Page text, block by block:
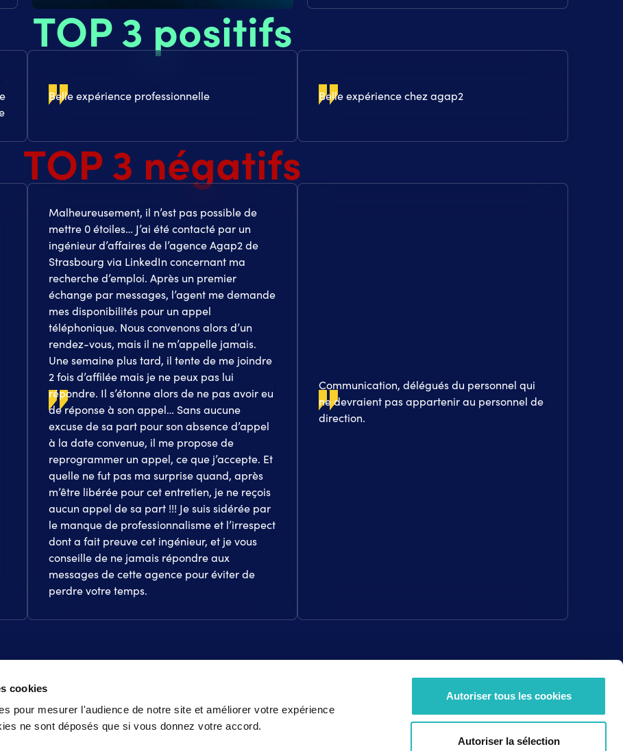
cookies
pour mesurer l'audience de notre site et améliorer votre expérience
ne sont déposés que si vous donnez votre accord.
Autoriser tous les cookies
Autoriser la sélection
TOP 3 positifs
Belle expérience professionnelle Belle expérience chez agap2
TOP 3 négatifs
Malheureusement, il n’est pas possible de
mettre 0 étoiles… J’ai été contacté par un
ingénieur d’affaires de l’agence Agap2 de
Strasbourg via LinkedIn concernant ma
recherche d’emploi. Après un premier
échange par messages, l’agent me demande
mes disponibilités pour un appel
téléphonique. Nous convenons alors d’un
rendez-vous, mais il ne m’appelle jamais.
Une semaine plus tard, il tente de me joindre
2 fois d’affilée mais je ne peux pas lui
répondre. Il s’étonne alors de ne pas avoir eu
de réponse à son appel… Sans aucune
excuse de sa part pour son absence d’appel
à la date convenue, il me propose de
reprogrammer un appel, ce que j’accepte. Et
quelle ne fut pas ma surprise quand, après
m’être libérée pour cet entretien, je ne reçois
aucun appel de sa part !!! Je suis sidérée par
le manque de professionnalisme et l’irrespect
dont a fait preuve cet ingénieur, et je vous
conseille de ne jamais répondre aux
messages de cette agence pour éviter de
perdre votre temps.
Communication, délégués du personnel qui
ne devraient pas appartenir au personnel de
direction.